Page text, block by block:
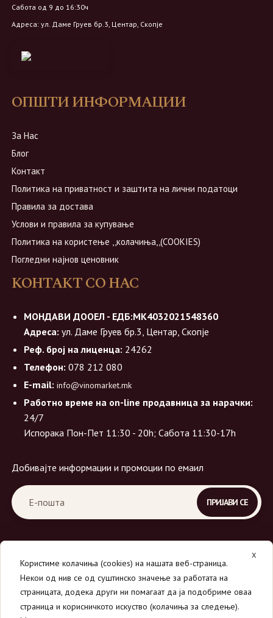
Сабота од 9 до 16:30ч
Адреса: ул. Даме Груев бр.3, Центар, Скопје
ОПШТИ ИНФОРМАЦИИ
За Нас
Блог
Контакт
Политика на приватност и заштита на лични податоци
Правила за достава
Услови и правила за купување
Политика на користење ,,колачиња,,(COOKIES)
Погледни најнов ценовник
КОНТАКТ СО НАС
МОНДАВИ ДООЕЛ - ЕДБ:МК4032021548360
Адреса: ул. Даме Груев бр.3, Центар, Скопје
Реф. број на лиценца: 24262
Телефон: 078 212 080
E-mail: info@vinomarket.mk
Работно време на on-line продавница за нарачки:
24/7
Испорака Пон-Пет 11:30 - 20h; Сабота 11:30-17h
Добивајте информации и промоции по емаил
X
Користиме колачиња (cookies) на нашата веб-страница.
Некои од нив се од суштинско значење за работата на
страницата, додека други ни помагаат да ја подобриме оваа
страница и корисничкото искуство (колачиња за следење).